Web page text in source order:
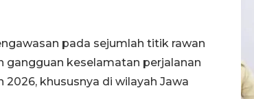
pada sejumlah titik rawan
keselamatan perjalanan
khususnya di wilayah Jawa